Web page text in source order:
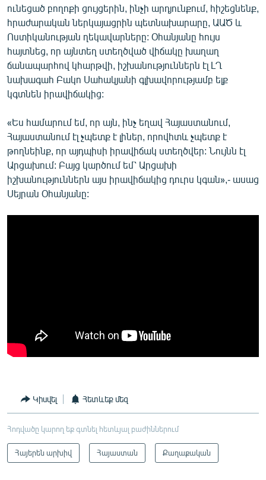
ունեցած բողոքի ցույցերին, ինչի արդյունքում, հիշեցնենք,
հրաժարական ներկայացրին պետնախարարը, ԱԱԾ և
Ոստիկանության ղեկավարները: Օհանյանը հույս
հայտնեց, որ այնտեղ ստեղծված վիճակը խաղաղ
ճանապարհով կհարթվի, իշխանություններն էլ ԼՂ
նախագահ Բակո Սահակյանի գլխավորությամբ ելք
կգտնեն իրավիճակից:
«Ես համարում եմ, որ այն, ինչ եղավ Հայաստանում,
Հայաստանում էլ չպետք է լիներ, որովհտև չպետք է
թողնեինք, որ այդպիսի իրավիճակ ստեղծվեր: Նույնն էլ
Արցախում: Բայց կարծում եմ՝ Արցախի
իշխանություններն այս իրավիճակից դուրս կգան»,- ասաց
Սեյրան Օհանյանը:
Կիսվել Հետևեք մեզ
Հոդվածը կարող եք գտնել հետևյալ բաժիններում
Հայերեն արխիվ Հայաստան Քաղաքական